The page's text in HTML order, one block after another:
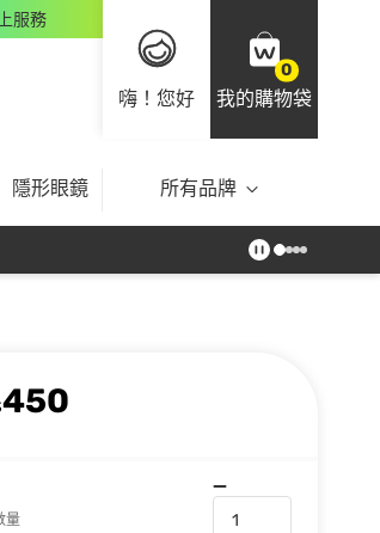
服務
嗨！您好
0
我的購物袋
隱形眼鏡 所有品牌
450
量